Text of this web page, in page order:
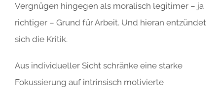
Vergnügen hingegen als moralisch legitimer – ja
richtiger – Grund für Arbeit. Und hieran entzündet
sich die Kritik.
Aus individueller Sicht schränke eine starke
Fokussierung auf intrinsisch motivierte